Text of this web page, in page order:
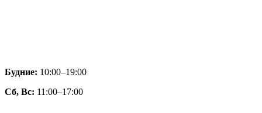
Будние: 10:00–19:00
Сб, Вс: 11:00–17:00